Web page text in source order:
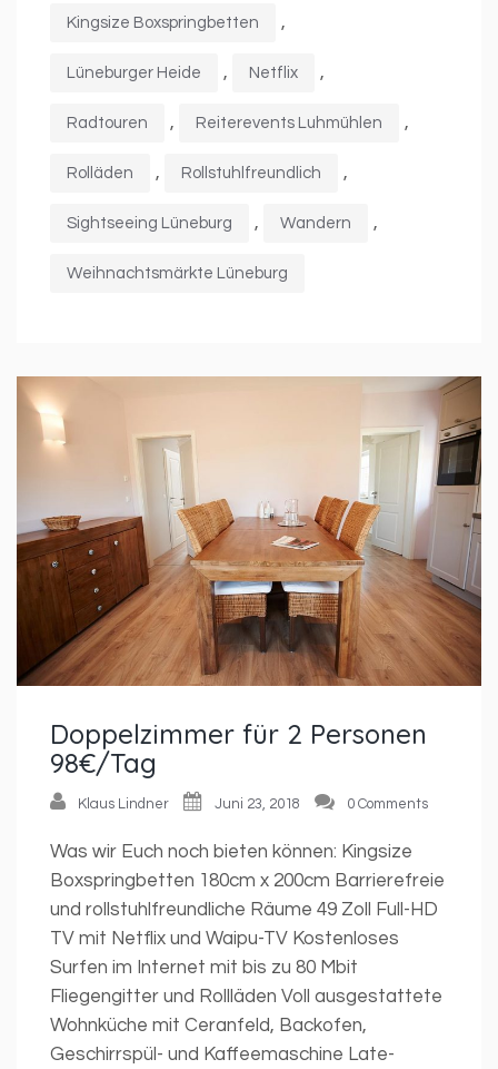
Kingsize Boxspringbetten ,
Lüneburger Heide , Netflix ,
Radtouren , Reiterevents Luhmühlen ,
Rolläden , Rollstuhlfreundlich ,
Sightseeing Lüneburg , Wandern ,
Weihnachtsmärkte Lüneburg
Doppelzimmer für 2 Personen
98€/Tag
Klaus Lindner Juni 23, 2018 0 Comments
Was wir Euch noch bieten können: Kingsize
Boxspringbetten 180cm x 200cm Barrierefreie
und rollstuhlfreundliche Räume 49 Zoll Full-HD
TV mit Netflix und Waipu-TV Kostenloses
Surfen im Internet mit bis zu 80 Mbit
Fliegengitter und Rollläden Voll ausgestattete
Wohnküche mit Ceranfeld, Backofen,
Geschirrspül- und Kaffeemaschine Late-